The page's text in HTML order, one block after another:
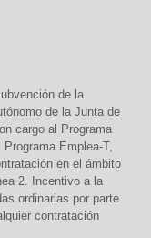
de la
de la Junta de
cargo al Programa
Emplea-T,
en el ámbito
2. Incentivo a la
ordinarias por parte
contratación